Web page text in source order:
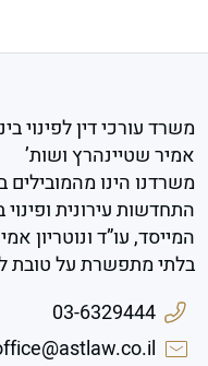
משרד עורכי דין לפינוי
אמיר שטיינהרץ ושות’
משרדנו הינו מהמובילים
התחדשות עירונית
המייסד, עו”ד ונוטריון
בלתי מתפשרת על טובת
03-6329444